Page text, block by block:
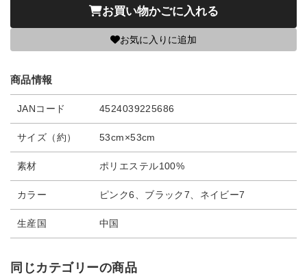
お買い物かごに入れる
お気に入りに追加
商品情報
JANコード 4524039225686
サイズ（約） 53cm×53cm
素材 ポリエステル100%
カラー ピンク6、ブラック7、ネイビー7
生産国 中国
同じカテゴリーの商品